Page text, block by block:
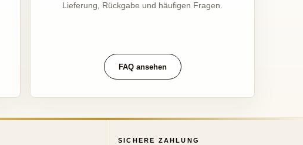
Lieferung, Rückgabe und häufigen Fragen.
FAQ ansehen
SICHERE ZAHLUNG